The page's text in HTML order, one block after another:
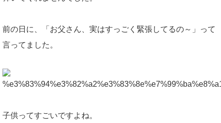
前の日に、「お父さん、実はすっごく緊張してるの～」って
言ってました。
子供ってすごいですよね。